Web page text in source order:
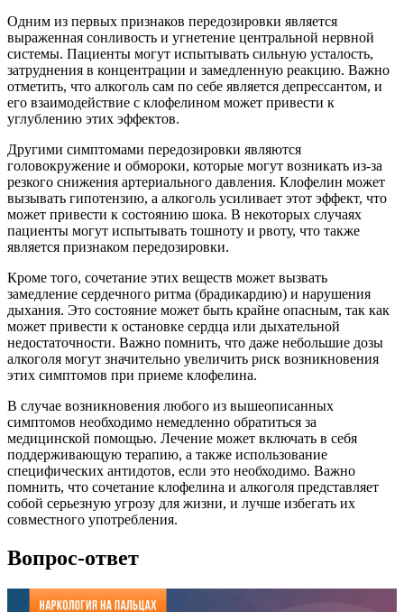
Одним из первых признаков передозировки является
выраженная сонливость и угнетение центральной нервной
системы. Пациенты могут испытывать сильную усталость,
затруднения в концентрации и замедленную реакцию. Важно
отметить, что алкоголь сам по себе является депрессантом, и
его взаимодействие с клофелином может привести к
углублению этих эффектов.
Другими симптомами передозировки являются
головокружение и обмороки, которые могут возникать из-за
резкого снижения артериального давления. Клофелин может
вызывать гипотензию, а алкоголь усиливает этот эффект, что
может привести к состоянию шока. В некоторых случаях
пациенты могут испытывать тошноту и рвоту, что также
является признаком передозировки.
Кроме того, сочетание этих веществ может вызвать
замедление сердечного ритма (брадикардию) и нарушения
дыхания. Это состояние может быть крайне опасным, так как
может привести к остановке сердца или дыхательной
недостаточности. Важно помнить, что даже небольшие дозы
алкоголя могут значительно увеличить риск возникновения
этих симптомов при приеме клофелина.
В случае возникновения любого из вышеописанных
симптомов необходимо немедленно обратиться за
медицинской помощью. Лечение может включать в себя
поддерживающую терапию, а также использование
специфических антидотов, если это необходимо. Важно
помнить, что сочетание клофелина и алкоголя представляет
собой серьезную угрозу для жизни, и лучше избегать их
совместного употребления.
Вопрос-ответ